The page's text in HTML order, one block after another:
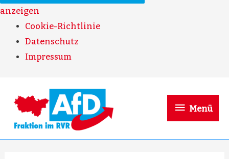
anzeigen
Cookie-Richtlinie
Datenschutz
Impressum
Menü